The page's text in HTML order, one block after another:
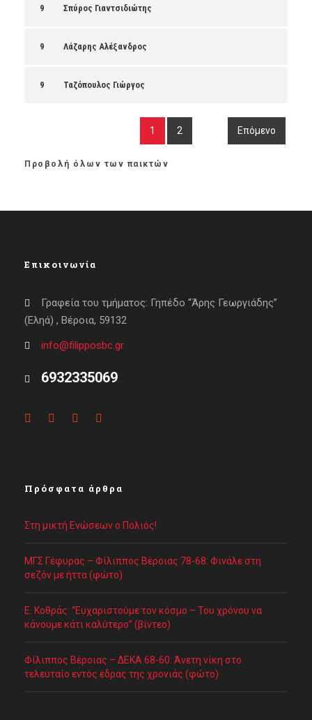
9 Σπύρος Γιαντσιδιώτης
9 Λάζαρης Αλέξανδρος
9 Ταζόπουλος Γιώργος
1 2 Επόμενο
Προβολή όλων των παικτών
Επικοινωνία
Γραφεία του τμήματος: Γηπέδο “Άρης Γεωργιάδης”
(Εληά) , Βέροια, 59132
info@filipposbc.gr
6932335069
Πρόσφατα άρθρα
Στη μικτή Ενώσεων ο Πολιός!
ΜΓΣ Γέφυρας – Φίλιππος Βέροιας 78-68: Φινάλε στη
σεζόν με ήττα (φώτο)
Ε. Κοθράς: “Ευχαριστούμε τον κόσμο – Του χρόνου να
κάνουμε κάτι καλύτερο” (βίντεο)
Φίλιππος Βέροιας – ΔΕΚΑ 68-60: Άνετη νίκη στο
τελευταίο εντός έδρας της χρονιάς (φώτο)